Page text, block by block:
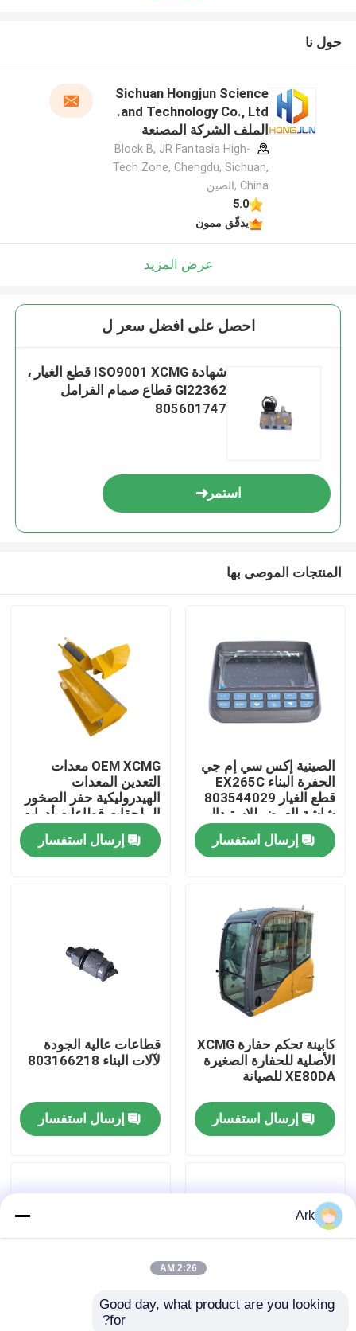
المنتجات
حول بنا
جولة في المعمل
ضبط الجودة
اتصل بنا
طلب اقتباس
حول نا
Sichuan Hongjun Science
and Technology Co., Ltd.
الملف الشركة المصنعة
Block B, JR Fantasia High-
Tech Zone, Chengdu, Sichuan,
China ,الصين
5.0
يدقّق ممون
عرض المزيد
احصل على افضل سعر ل
شهادة ISO9001 XCMG قطع الغيار ،
Gl22362 قطاع صمام الفرامل
805601747
استمر
المنتجات الموصى بها
الصينية إكس سي إم جي
الحفرة البناء EX265C
قطع الغيار 803544029
شاشة العرض للاستبدال
إرسال استفسار
OEM XCMG معدات
التعدين المعدات
الهيدروليكية حفر الصخور
الملحقات قطاعات أدوات
الحفر 413480383
413480377
413480387
إرسال استفسار
كابينة تحكم حفارة XCMG
الأصلية للحفارة الصغيرة
XE80DA للصيانة
إرسال استفسار
قطاعات عالية الجودة
لآلات البناء 803166218
إرسال استفسار
تصفية هواء من نوعية
Ark
2:26 AM
Good day, what product are you looking
for?